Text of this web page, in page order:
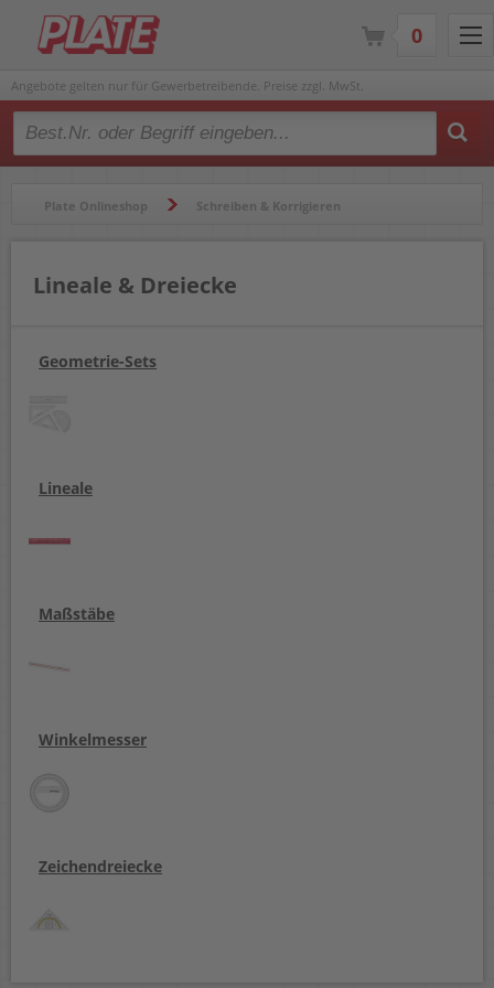
Angebote gelten nur für Gewerbetreibende. Preise zzgl. MwSt.
Type 2 or more characters for results.
Plate Onlineshop Schreiben & Korrigieren
Lineale & Dreiecke
Geometrie-Sets
Lineale
Maßstäbe
Winkelmesser
Zeichendreiecke
0